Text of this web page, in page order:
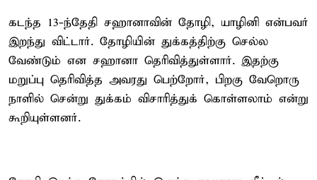
கடந்த 13-ந்தேதி சஹானாவின் தோழி, யாழினி என்பவர்
இறந்து விட்டார். தோழியின் துக்கத்திற்கு செல்ல
வேண்டும் என சஹானா தெரிவித்துள்ளார். இதற்கு
மறுப்பு தெரிவித்த அவரது பெற்றோர், பிறகு வேறொரு
நாளில் சென்று துக்கம் விசாரித்துக் கொள்ளலாம் என்று
கூறியுள்ளனர்.